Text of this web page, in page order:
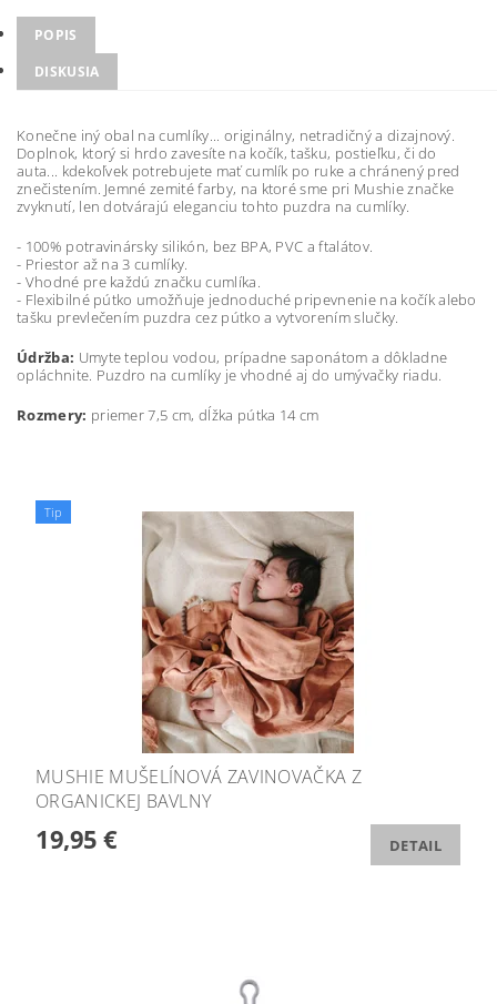
POPIS
DISKUSIA
Konečne iný obal na cumlíky... originálny, netradičný a dizajnový.
Doplnok, ktorý si hrdo zavesíte na kočík, tašku, postieľku, či do
auta... kdekoľvek potrebujete mať cumlík po ruke a chránený pred
znečistením. Jemné zemité farby, na ktoré sme pri Mushie značke
zvyknutí, len dotvárajú eleganciu tohto puzdra na cumlíky.
- 100% potravinársky silikón, bez BPA, PVC a ftalátov.
- Priestor až na 3 cumlíky.
- Vhodné pre každú značku cumlíka.
- Flexibilné pútko umožňuje jednoduché pripevnenie na kočík alebo
tašku prevlečením puzdra cez pútko a vytvorením slučky.
Údržba: Umyte teplou vodou, prípadne saponátom a dôkladne
opláchnite. Puzdro na cumlíky je vhodné aj do umývačky riadu.
Rozmery: priemer 7,5 cm, dĺžka pútka 14 cm
Tip
MUSHIE MUŠELÍNOVÁ ZAVINOVAČKA Z
ORGANICKEJ BAVLNY
19,95 € DETAIL